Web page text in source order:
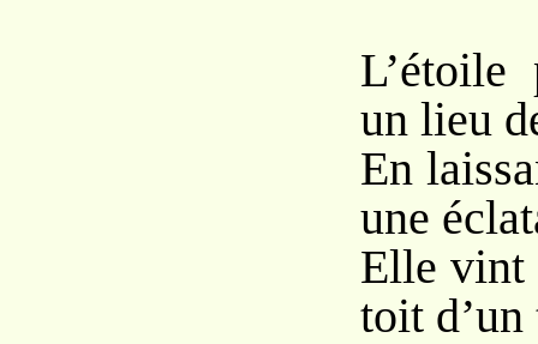
L’étoile
un lieu
En
une
Elle vint
toit